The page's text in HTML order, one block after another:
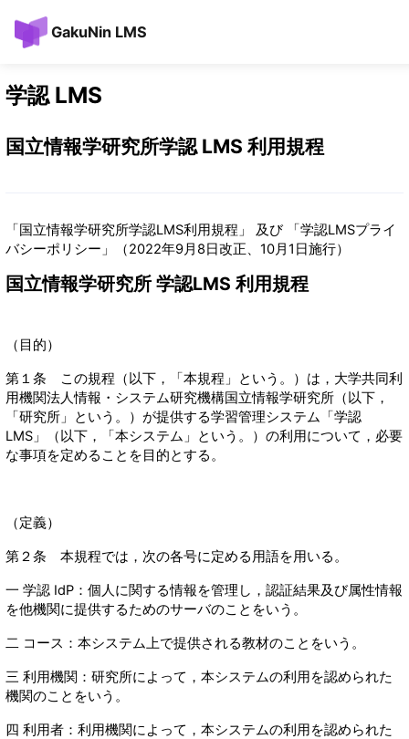
GakuNin LMS
学認 LMS
国立情報学研究所学認 LMS 利用規程
「国立情報学研究所学認LMS利用規程」 及び 「学認LMSプライ
バシーポリシー」（2022年9月8日改正、10月1日施行）
国立情報学研究所 学認LMS 利用規程
（目的）
第１条 この規程（以下，「本規程」という。）は，大学共同利
用機関法人情報・システム研究機構国立情報学研究所（以下，
「研究所」という。）が提供する学習管理システム「学認
LMS」（以下，「本システム」という。）の利用について，必要
な事項を定めることを目的とする。
（定義）
第２条 本規程では，次の各号に定める用語を用いる。
一 学認 IdP：個人に関する情報を管理し，認証結果及び属性情報
を他機関に提供するためのサーバのことをいう。
二 コース：本システム上で提供される教材のことをいう。
三 利用機関：研究所によって，本システムの利用を認められた
機関のことをいう。
四 利用者：利用機関によって，本システムの利用を認められた